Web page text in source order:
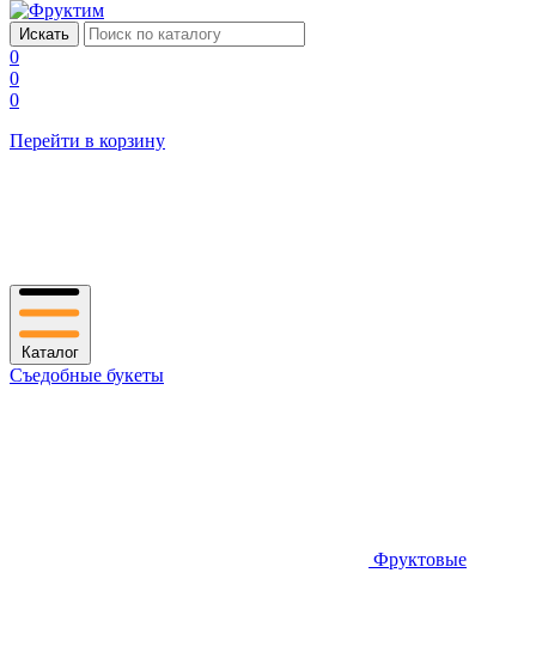
0
0
0
Перейти в корзину
Каталог
Съедобные букеты
Фруктовые